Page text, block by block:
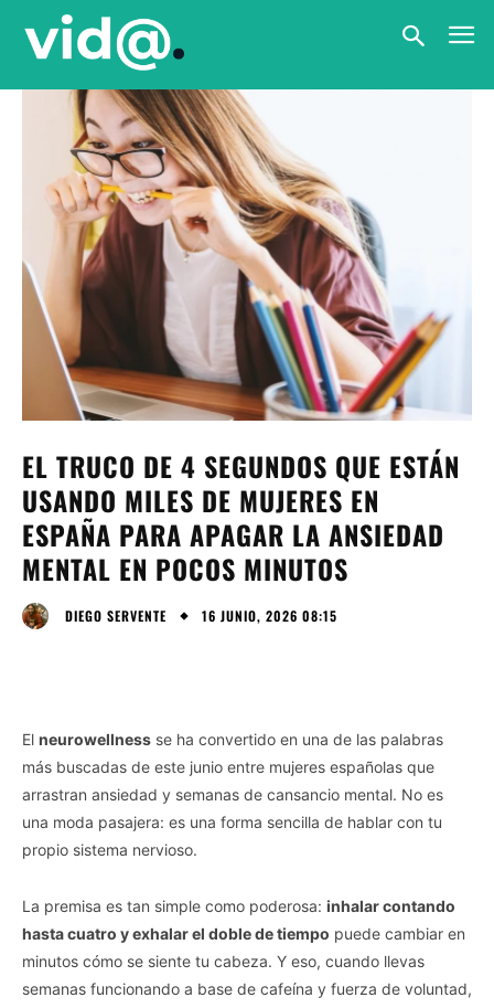
EL TRUCO DE 4 SEGUNDOS QUE ESTÁN
USANDO MILES DE MUJERES EN
ESPAÑA PARA APAGAR LA ANSIEDAD
MENTAL EN POCOS MINUTOS
DIEGO SERVENTE 16 JUNIO, 2026 08:15
El neurowellness se ha convertido en una de las palabras
más buscadas de este junio entre mujeres españolas que
arrastran ansiedad y semanas de cansancio mental. No es
una moda pasajera: es una forma sencilla de hablar con tu
propio sistema nervioso.
La premisa es tan simple como poderosa: inhalar contando
hasta cuatro y exhalar el doble de tiempo puede cambiar en
minutos cómo se siente tu cabeza. Y eso, cuando llevas
semanas funcionando a base de cafeína y fuerza de voluntad,